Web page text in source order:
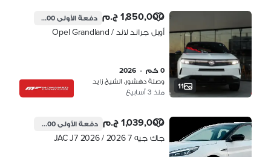
11
1,850,000 ج.م دفعة الأولى555,000 ج.م
أوبل جراند لاند / Opel Grandland
0 كم •
2026
وصلة دهشور، الشيخ زايد
منذ 3 أسابيع
1,039,000 ج.م دفعة الأولى311,700 ج.م
جاك جيه 7 2026 / JAC J7 2026